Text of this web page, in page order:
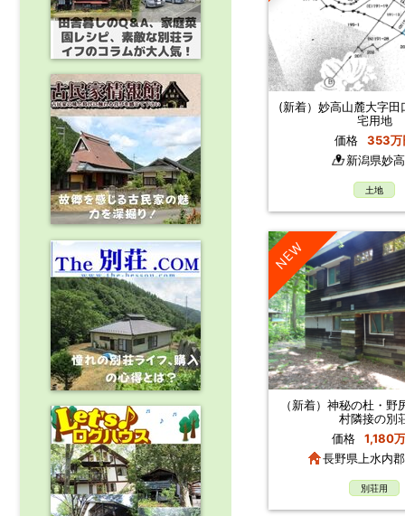
(新着）妙高山麓大字田
宅用地
価格
353万
新潟県妙
土地
（新着）神秘の杜・野
村隣接の別
価格
1,180
NEW
長野県上水内
別荘用